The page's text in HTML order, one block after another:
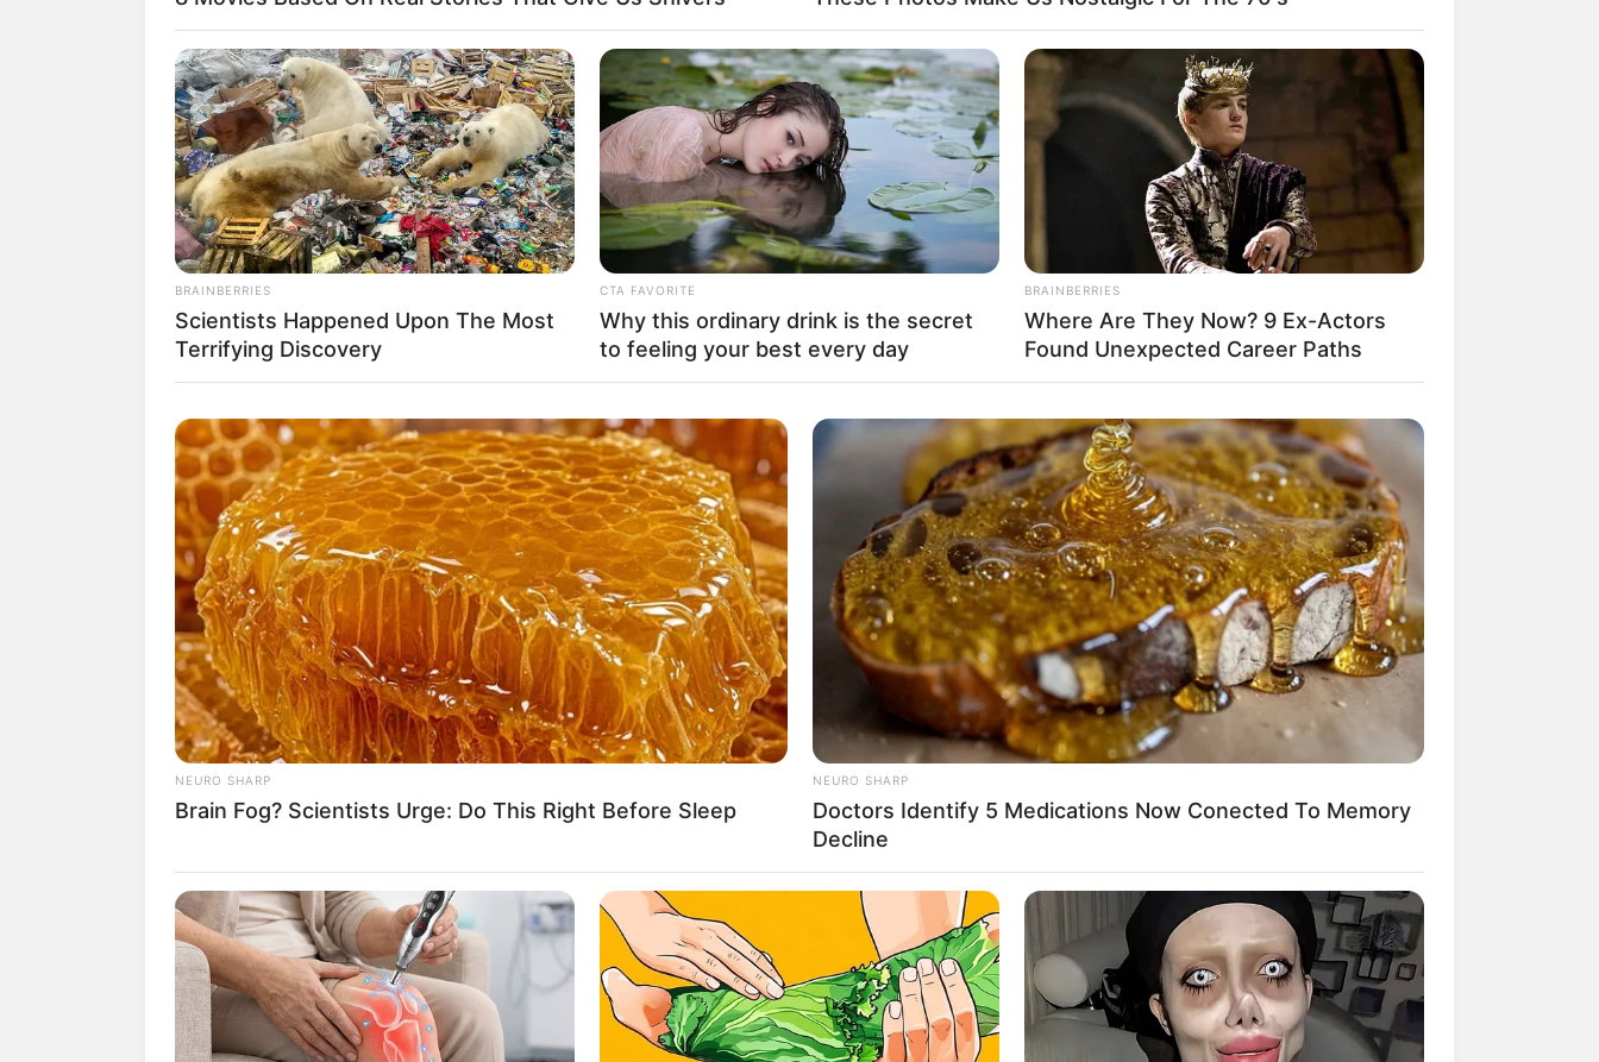
(foto: bussinessinsider)
2. Ruang masuk juga memiliki spot foto unik dengan warna warni pastel.
Dome ini kerap digunakan untuk berfoto baik selfie atau wefie
Fail! 10 Potret Makanan Gagal
Dimasak yang Bikin Kamu
Nggak Selera
10 Pose Manekin Anti
Banget
8 Kata Lucu Seputar Malam
Minggu ala Jomblo yang Bikin
Ngenes
10 Desain Kanopi Tempat
Tidur, Serasa Beristirahat di
Kamar Raja
BRAINBERRIES
Scientists Happened Upon The Most
Terrifying Discovery
CTA FAVORITE
Why this ordinary drink is the secret
to feeling your best every day
BRAINBERRIES
Where Are They Now? 9 Ex-Actors
Found Unexpected Career Paths
NEURO SHARP
Brain Fog? Scientists Urge: Do This Right Before Sleep
NEURO SHARP
Doctors Identify 5 Medications Now Conected To Memory
Decline